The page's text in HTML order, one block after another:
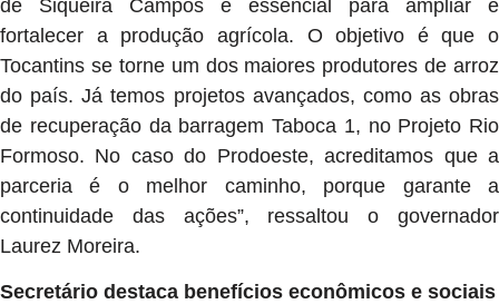
de Siqueira Campos e essencial para ampliar e
fortalecer a produção agrícola. O objetivo é que o
Tocantins se torne um dos maiores produtores de arroz
do país. Já temos projetos avançados, como as obras
de recuperação da barragem Taboca 1, no Projeto Rio
Formoso. No caso do Prodoeste, acreditamos que a
parceria é o melhor caminho, porque garante a
continuidade das ações”, ressaltou o governador
Laurez Moreira.
Secretário destaca benefícios econômicos e sociais